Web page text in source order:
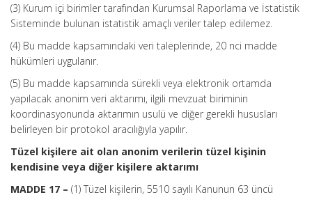
(3) Kurum içi birimler tarafından Kurumsal Raporlama ve İstatistik
Sisteminde bulunan istatistik amaçlı veriler talep edilemez.
(4) Bu madde kapsamındaki veri taleplerinde, 20 nci madde
hükümleri uygulanır.
(5) Bu madde kapsamında sürekli veya elektronik ortamda
yapılacak anonim veri aktarımı, ilgili mevzuat biriminin
koordinasyonunda aktarımın usulü ve diğer gerekli hususları
belirleyen bir protokol aracılığıyla yapılır.
Tüzel kişilere ait olan anonim verilerin tüzel kişinin
kendisine veya diğer kişilere aktarımı
MADDE 17 – (1) Tüzel kişilerin, 5510 sayılı Kanunun 63 üncü